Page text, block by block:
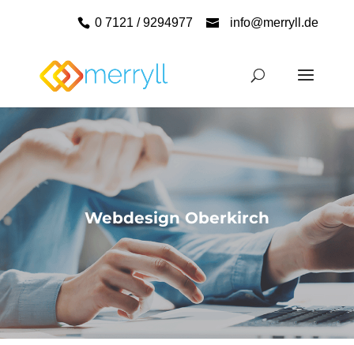
0 7121 / 9294977 info@merryll.de
Webdesign Oberkirch